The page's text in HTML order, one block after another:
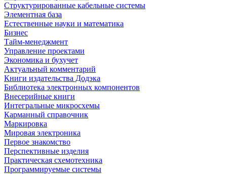
Структурированные кабельные системы
Элементная база
Естественные науки и математика
Бизнес
Тайм-менеджмент
Управление проектами
Экономика и бухучет
Актуальный комментарий
Книги издательства Додэка
Библиотека электронных компонентов
Внесерийные книги
Интегральные микросхемы
Карманный справочник
Маркировка
Мировая электроника
Первое знакомство
Перспективные изделия
Практическая схемотехника
Программируемые системы